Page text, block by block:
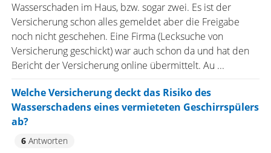
Wasserschaden im Haus, bzw. sogar zwei. Es ist der
Versicherung schon alles gemeldet aber die Freigabe
noch nicht geschehen. Eine Firma (Lecksuche von
Versicherung geschickt) war auch schon da und hat den
Bericht der Versicherung online übermittelt. Au ...
Welche Versicherung deckt das Risiko des
Wasserschadens eines vermieteten Geschirrspülers
ab?
6Antworten